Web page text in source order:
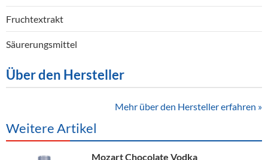
Fruchtextrakt
Säurerungsmittel
Über den Hersteller
Mehr über den Hersteller erfahren »
Weitere Artikel
Mozart Chocolate Vodka